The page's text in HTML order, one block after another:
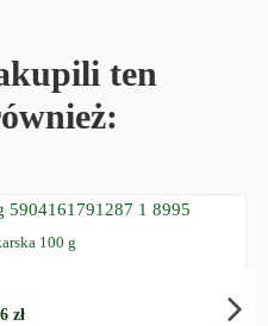
ten
100 g
zł